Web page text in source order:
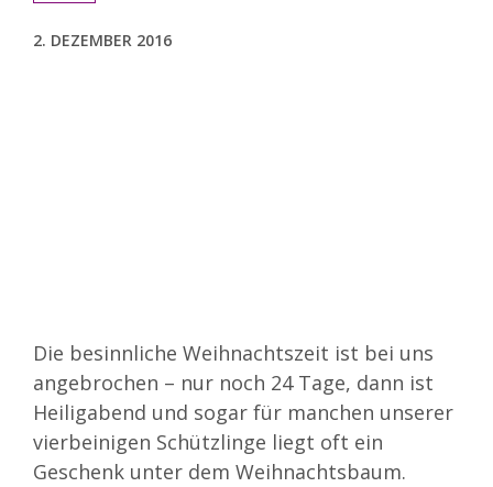
2. DEZEMBER 2016
Die besinnliche Weihnachtszeit ist bei uns
angebrochen – nur noch 24 Tage, dann ist
Heiligabend und sogar für manchen unserer
vierbeinigen Schützlinge liegt oft ein
Geschenk unter dem Weihnachtsbaum.